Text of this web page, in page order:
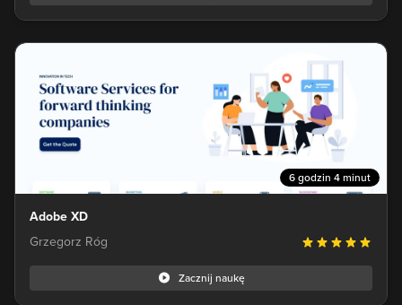
6 godzin 4 minut
Adobe XD
Grzegorz Róg
Zacznij naukę